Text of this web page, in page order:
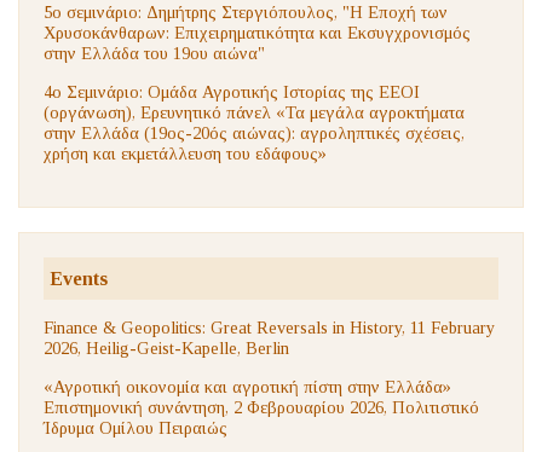
5ο σεμινάριο: Δημήτρης Στεργιόπουλος, "Η Εποχή των
Χρυσοκάνθαρων: Επιχειρηματικότητα και Εκσυγχρονισμός
στην Ελλάδα του 19ου αιώνα"
4ο Σεμινάριο: Ομάδα Αγροτικής Ιστορίας της ΕΕΟΙ
(οργάνωση), Ερευνητικό πάνελ «Τα μεγάλα αγροκτήματα
στην Ελλάδα (19ος-20ός αιώνας): αγροληπτικές σχέσεις,
χρήση και εκμετάλλευση του εδάφους»
Events
Finance & Geopolitics: Great Reversals in History, 11 February
2026, Heilig-Geist-Kapelle, Berlin
«Αγροτική οικονομία και αγροτική πίστη στην Ελλάδα»
Επιστημονική συνάντηση, 2 Φεβρουαρίου 2026, Πολιτιστικό
Ίδρυμα Ομίλου Πειραιώς